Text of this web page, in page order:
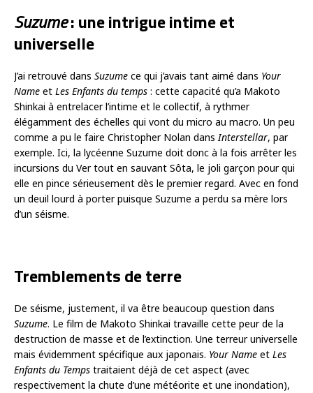
Suzume: une intrigue intime et
universelle
J’ai retrouvé dans Suzume ce qui j’avais tant aimé dans Your
Name et Les Enfants du temps : cette capacité qu’a Makoto
Shinkai à entrelacer l’intime et le collectif, à rythmer
élégamment des échelles qui vont du micro au macro. Un peu
comme a pu le faire Christopher Nolan dansInterstellar, par
exemple. Ici, la lycéenne Suzume doit donc à la fois arrêter les
incursions du Ver tout en sauvant Sôta, le joli garçon pour qui
elle en pince sérieusement dès le premier regard. Avec en fond
un deuil lourd à porter puisque Suzume a perdu sa mère lors
d’un séisme.
Tremblements de terre
De séisme, justement, il va être beaucoup question dans
Suzume. Le film de Makoto Shinkai travaille cette peur de la
destruction de masse et de l’extinction. Une terreur universelle
mais évidemment spécifique aux japonais. Your Name et Les
Enfants du Temps traitaient déjà de cet aspect (avec
respectivement la chute d’une météorite et une inondation),